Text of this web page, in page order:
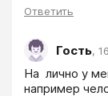
Ответить
Гость,
На  лично у
например